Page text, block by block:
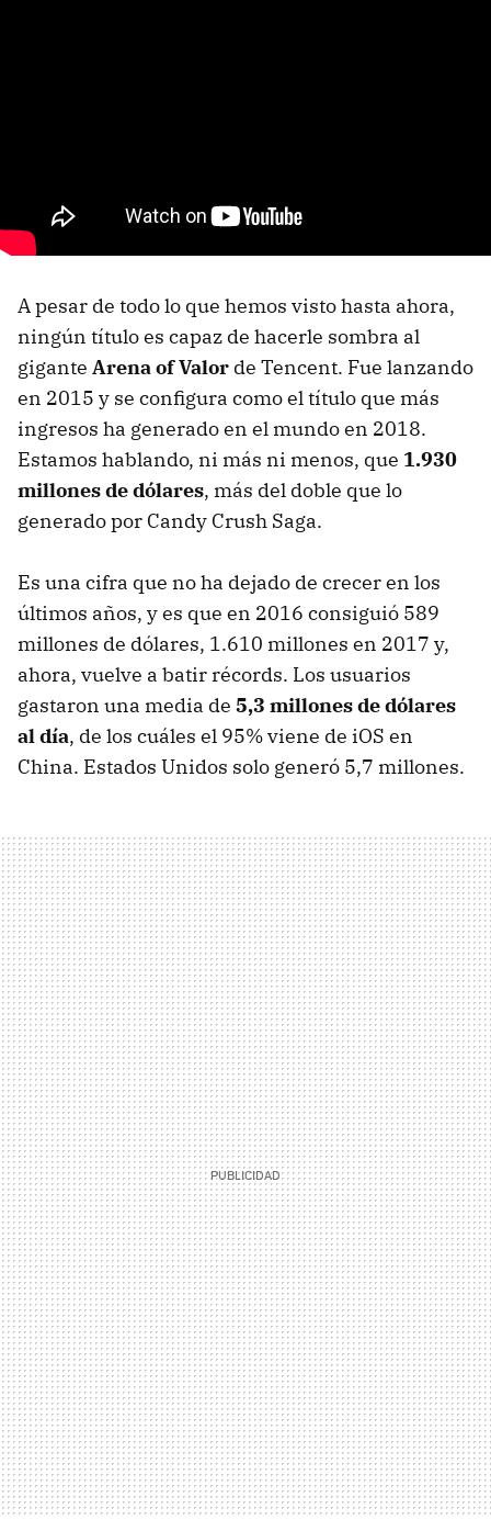
A pesar de todo lo que hemos visto hasta ahora,
ningún título es capaz de hacerle sombra al
gigante Arena of Valor de Tencent. Fue lanzando
en 2015 y se configura como el título que más
ingresos ha generado en el mundo en 2018.
Estamos hablando, ni más ni menos, que 1.930
millones de dólares, más del doble que lo
generado por Candy Crush Saga.
Es una cifra que no ha dejado de crecer en los
últimos años, y es que en 2016 consiguió 589
millones de dólares, 1.610 millones en 2017 y,
ahora, vuelve a batir récords. Los usuarios
gastaron una media de 5,3 millones de dólares
al día, de los cuáles el 95% viene de iOS en
China. Estados Unidos solo generó 5,7 millones.